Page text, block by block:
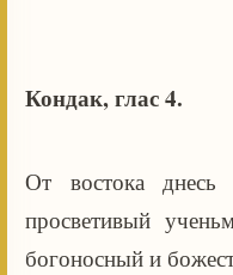
Кондак, глас 4.
От востока
просветивый
богоносный и